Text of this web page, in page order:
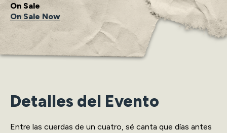
On Sale
On Sale Now
Detalles del Evento
Entre las cuerdas de un cuatro, sé canta que días antes